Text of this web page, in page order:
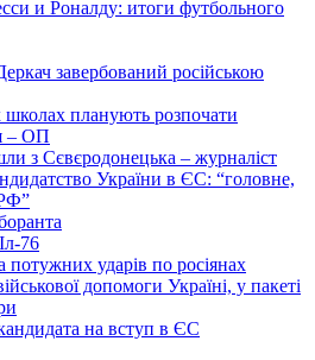
и Роналду: итоги футбольного
завербований російською
школах планують розпочати
– ОП
з Сєвєродонецька – журналіст
України в ЄС: “головне,
76
потужних ударів по росіянах
допомоги Україні, у пакеті
на вступ в ЄС